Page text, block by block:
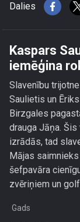
Dalies
Kaspars
iemēģina
Slavenību
Saulietis un
Birzgales
drauga Jāņa.
izrādās, tad
Mājas
šefpavāra
zvēriņiem un
Gads